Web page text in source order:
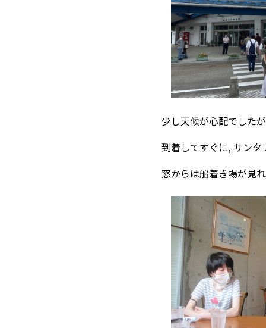
少し天候が心配でした
到着してすぐに, サンタ
窓からは船着き場が見